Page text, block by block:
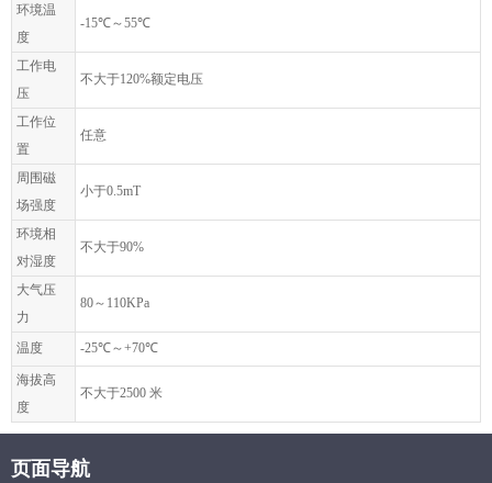
环境温
度
-15℃～55℃
工作电
压
不大于120%额定电压
工作位
置
任意
周围磁
场强度
小于0.5mT
环境相
对湿度
不大于90%
大气压
力
80～110KPa
温度 -25℃～+70℃
海拔高
度
不大于2500 米
页面导航